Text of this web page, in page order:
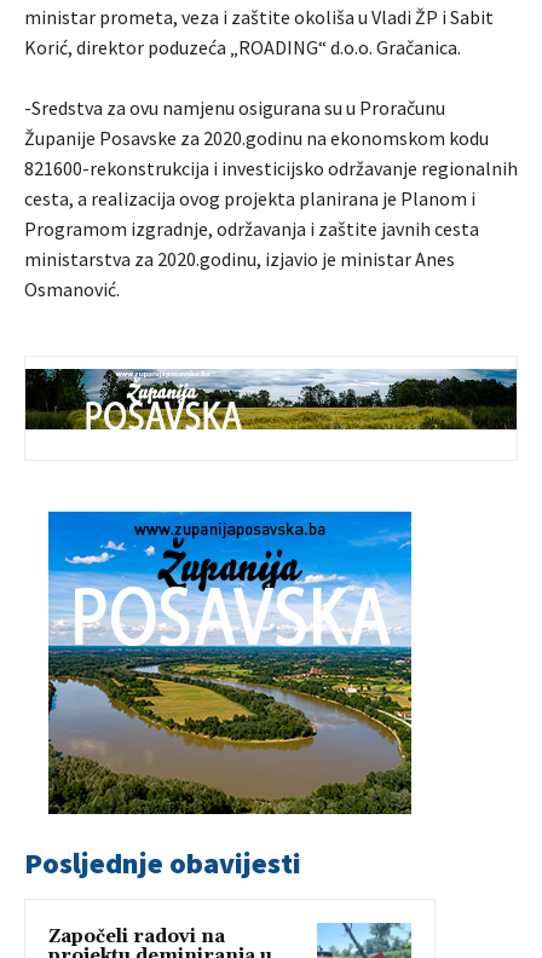
ministar prometa, veza i zaštite okoliša u Vladi ŽP i Sabit
Korić, direktor poduzeća „ROADING“ d.o.o. Gračanica.
-Sredstva za ovu namjenu osigurana su u Proračunu
Županije Posavske za 2020.godinu na ekonomskom kodu
821600-rekonstrukcija i investicijsko održavanje regionalnih
cesta, a realizacija ovog projekta planirana je Planom i
Programom izgradnje, održavanja i zaštite javnih cesta
ministarstva za 2020.godinu, izjavio je ministar Anes
Osmanović.
Posljednje obavijesti
Započeli radovi na